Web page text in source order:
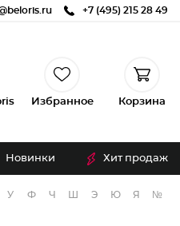
+7 (495) 215 28 49
Избранное Корзина
Новинки Хит продаж
У Ф Ч Э Ю Я №